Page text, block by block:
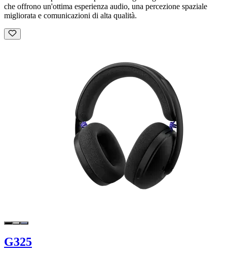
che offrono un'ottima esperienza audio, una percezione spaziale
migliorata e comunicazioni di alta qualità.
G325